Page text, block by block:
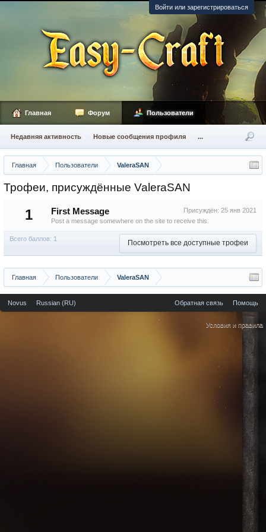
Войти или зарегистрироваться
Главная Пользователи ValeraSAN
Трофеи, присуждённые ValeraSAN
1 Присуждён: 25 янв 2021
First Message
Post a message somewhere on the site to receive this.
Всего баллов: 1 Посмотреть все доступные трофеи
Главная Пользователи ValeraSAN
Главная Форум Пользователи
Недавняя активность Новые сообщения профиля ...
Novus Russian (RU) Обратная связь Помощь
Условия и правила